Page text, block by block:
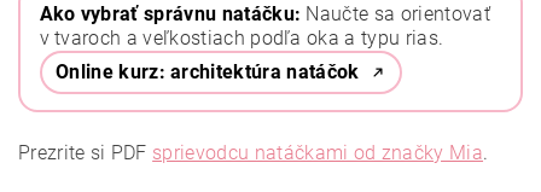
Ako vybrať správnu natáčku: Naučte sa orientovať
v tvaroch a veľkostiach podľa oka a typu rias.
Online kurz: architektúra natáčok
Prezrite si PDF sprievodcu natáčkami od značky Mia.